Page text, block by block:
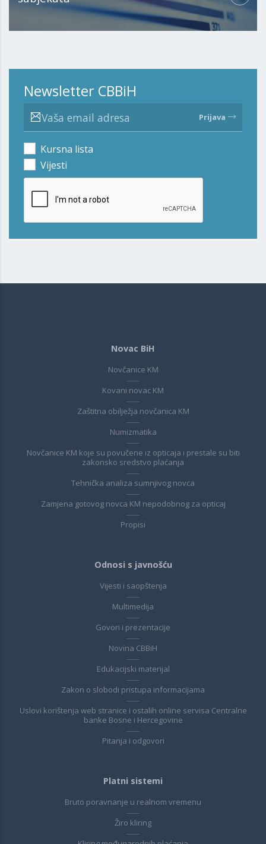
Newsletter CBBiH
Prijava
Kursna lista
Vijesti
Novac BiH
Novčanice KM
Kovani novac KM
Zaštitna obilježja novčanica KM
Numizmatika
Novčanice KM koje su povučene iz opticaja i prestale su biti
zakonsko sredstvo plaćanja
Tehnička analiza sumnjivog novca
Zamjena gotovog novca KM nepodobnog za opticaj
Propisi
Odnosi s javnošću
Vijesti i saopštenja
Multimedija
Govori i prezentacije
Novina CBBiH
Edukacijski materijal
Zakon o slobodi pristupa informacijama
Uslovi korištenja web stranice i ostalih online servisa Centralne
banke Bosne i Hercegovine
Pitanja i odgovori
Platni sistemi
Bruto poravnanje u realnom vremenu
Žiro kliring